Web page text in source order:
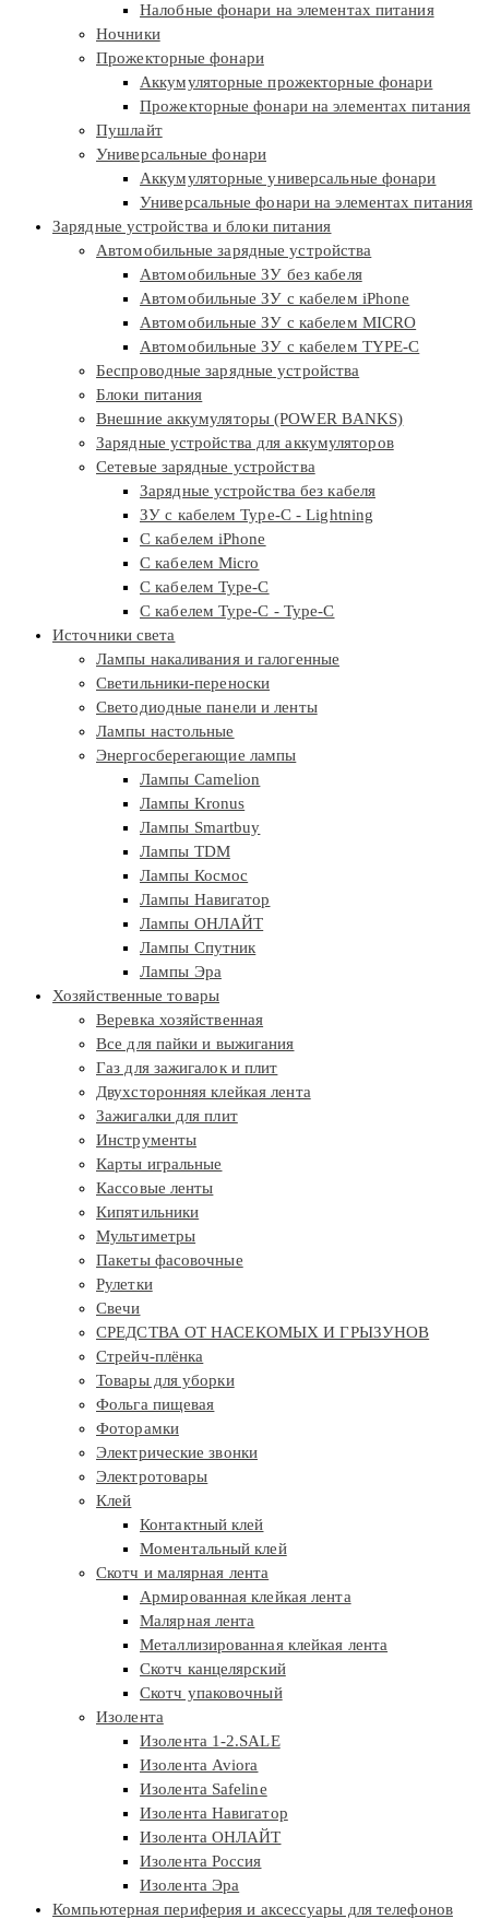
Налобные фонари на элементах питания
Ночники
Прожекторные фонари
Аккумуляторные прожекторные фонари
Прожекторные фонари на элементах питания
Пушлайт
Универсальные фонари
Аккумуляторные универсальные фонари
Универсальные фонари на элементах питания
Зарядные устройства и блоки питания
Автомобильные зарядные устройства
Автомобильные ЗУ без кабеля
Автомобильные ЗУ с кабелем iPhone
Автомобильные ЗУ с кабелем MICRO
Автомобильные ЗУ с кабелем TYPE-C
Беспроводные зарядные устройства
Блоки питания
Внешние аккумуляторы (POWER BANKS)
Зарядные устройства для аккумуляторов
Сетевые зарядные устройства
Зарядные устройства без кабеля
ЗУ с кабелем Type-C - Lightning
С кабелем iPhone
С кабелем Micro
С кабелем Type-C
С кабелем Type-C - Type-C
Источники света
Лампы накаливания и галогенные
Светильники-переноски
Светодиодные панели и ленты
Лампы настольные
Энергосберегающие лампы
Лампы Camelion
Лампы Kronus
Лампы Smartbuy
Лампы TDM
Лампы Космос
Лампы Навигатор
Лампы ОНЛАЙТ
Лампы Спутник
Лампы Эра
Хозяйственные товары
Веревка хозяйственная
Все для пайки и выжигания
Газ для зажигалок и плит
Двухсторонняя клейкая лента
Зажигалки для плит
Инструменты
Карты игральные
Кассовые ленты
Кипятильники
Мультиметры
Пакеты фасовочные
Рулетки
Свечи
СРЕДСТВА ОТ НАСЕКОМЫХ И ГРЫЗУНОВ
Стрейч-плёнка
Товары для уборки
Фольга пищевая
Фоторамки
Электрические звонки
Электротовары
Клей
Контактный клей
Моментальный клей
Скотч и малярная лента
Армированная клейкая лента
Малярная лента
Металлизированная клейкая лента
Скотч канцелярский
Скотч упаковочный
Изолента
Изолента 1-2.SALE
Изолента Aviora
Изолента Safeline
Изолента Навигатор
Изолента ОНЛАЙТ
Изолента Россия
Изолента Эра
Компьютерная периферия и аксессуары для телефонов